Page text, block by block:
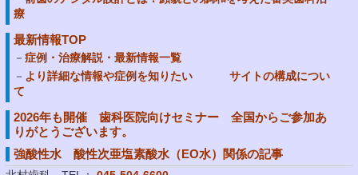
療
最新情報TOP
症例・治療解説・最新情報一覧
より詳細な情報や症例を知りたい サイトの構成につい
て
2026年も開催 歯科医院向けセミナー 全国からご参加あ
りがとうございます。
強酸性水 酸性次亜塩素酸水（EO水）関係の記事